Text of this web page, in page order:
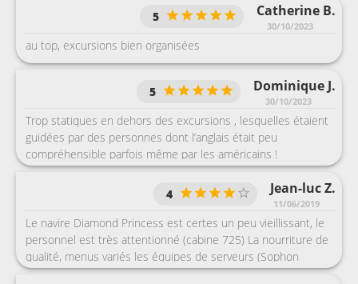
Catherine B.
30/10/2023
5
au top, excursions bien organisées
Dominique J.
30/10/2023
5
Trop statiques en dehors des excursions , lesquelles étaient
guidées par des personnes dont l’anglais était peu
compréhensible parfois même par les américains !
Jean-luc Z.
11/06/2019
4
Le navire Diamond Princess est certes un peu vieillissant, le
personnel est très attentionné (cabine 725) La nourriture de
qualité, menus variés les équipes de serveurs (Sophon
Somkiat) très professionnels.